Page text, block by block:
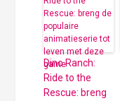
Dino Ranch:
Ride to the
Rescue: breng